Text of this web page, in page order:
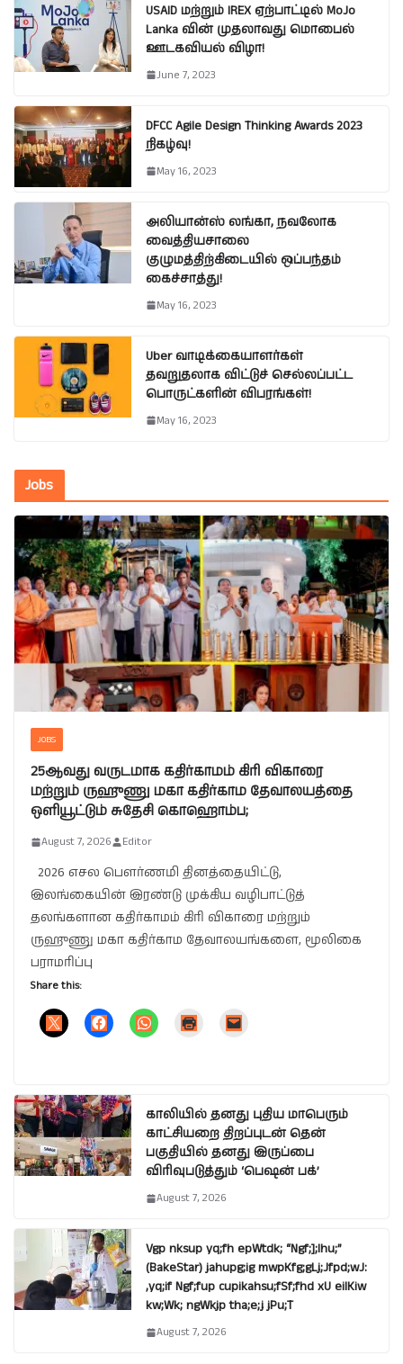
USAID மற்றும் IREX ஏற்பாட்டில் MoJo
Lanka வின் முதலாவது மொபைல்
ஊடகவியல் விழா!
June 7, 2023
DFCC Agile Design Thinking Awards 2023
நிகழ்வு!
May 16, 2023
அலியான்ஸ் லங்கா, நவலோக
வைத்தியசாலை
குழுமத்திற்கிடையில் ஒப்பந்தம்
கைச்சாத்து!
May 16, 2023
Uber வாடிக்கையாளர்கள்
தவறுதலாக விட்டுச் செல்லப்பட்ட
பொருட்களின் விபரங்கள்!
May 16, 2023
Jobs
JOBS
25ஆவது வருடமாக கதிர்காமம் கிரி விகாரை
மற்றும் ருஹுணு மகா கதிர்காம தேவாலயத்தை
ஒளியூட்டும் சுதேசி கொஹொம்ப;
August 7, 2026 Editor
2026 எசல பௌர்ணமி தினத்தையிட்டு,
இலங்கையின் இரண்டு முக்கிய வழிபாட்டுத்
தலங்களான கதிர்காமம் கிரி விகாரை மற்றும்
ருஹுணு மகா கதிர்காம தேவாலயங்களை, மூலிகை
பராமரிப்பு
Share this:
காலியில் தனது புதிய மாபெரும்
காட்சியறை திறப்புடன் தென்
பகுதியில் தனது இருப்பை
விரிவுபடுத்தும் ‘பெஷன் பக்’
August 7, 2026
Vgp nksup yq;fh epWtdk; “Ngf;];lhu;”
(BakeStar) jahupg;ig mwpKfg;gLj;Jfpd;wJ:
,yq;if Ngf;fup cupikahsu;fSf;fhd xU eilKiw
kw;Wk; ngWkjp tha;e;j jPu;T
August 7, 2026